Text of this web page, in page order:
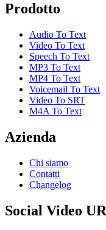
Prodotto
Audio To Text
Video To Text
Speech To Text
MP3 To Text
MP4 To Text
Voicemail To Text
Video To SRT
M4A To Text
Azienda
Chi siamo
Contatti
Changelog
Social Video